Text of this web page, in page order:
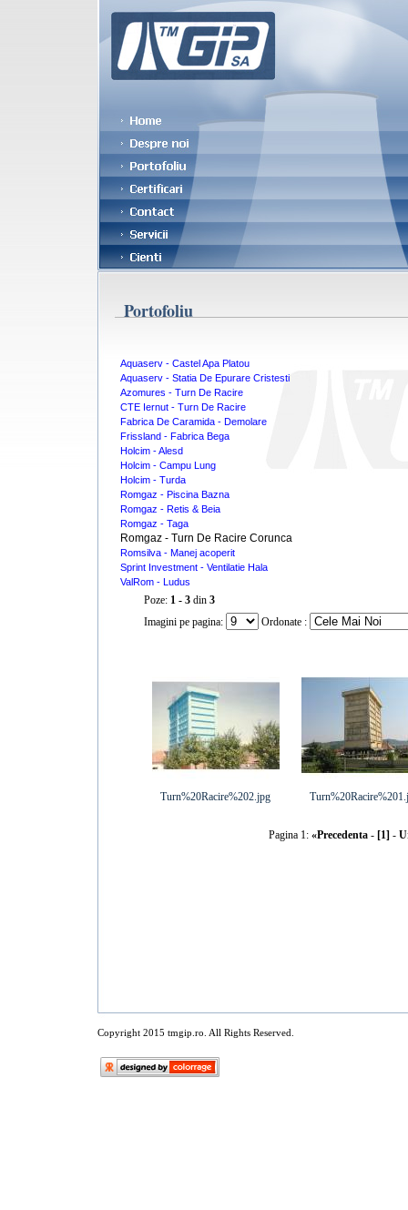
Portofoliu
Aquaserv - Castel Apa Platou
Aquaserv - Statia De Epurare Cristesti
Azomures - Turn De Racire
CTE Iernut - Turn De Racire
Fabrica De Caramida - Demolare
Frissland - Fabrica Bega
Holcim - Alesd
Holcim - Campu Lung
Holcim - Turda
Romgaz - Piscina Bazna
Romgaz - Retis & Beia
Romgaz - Taga
Romgaz - Turn De Racire Corunca
Romsilva - Manej acoperit
Sprint Investment - Ventilatie Hala
ValRom - Ludus
Poze: 1 - 3din 3
Imagini pe pagina:
Ordonate :
Turn%20Racire%202.jpg
Pagina 1: «Precedenta - [1] -
Copyright 2015 tmgip.ro. All Rights Reserved.